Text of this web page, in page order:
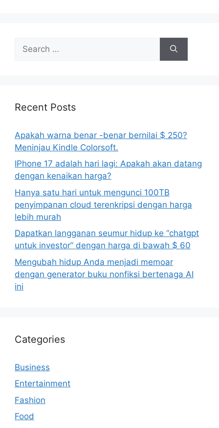
for:
Recent Posts
Apakah warna benar -benar bernilai $ 250?
Meninjau Kindle Colorsoft.
IPhone 17 adalah hari lagi: Apakah akan datang
dengan kenaikan harga?
Hanya satu hari untuk mengunci 100TB
penyimpanan cloud terenkripsi dengan harga
lebih murah
Dapatkan langganan seumur hidup ke “chatgpt
untuk investor” dengan harga di bawah $ 60
Mengubah hidup Anda menjadi memoar
dengan generator buku nonfiksi bertenaga AI
ini
Categories
Business
Entertainment
Fashion
Food